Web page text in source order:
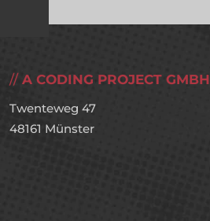
A CODING PROJECT GMBH
Twenteweg 47
48161 Münster